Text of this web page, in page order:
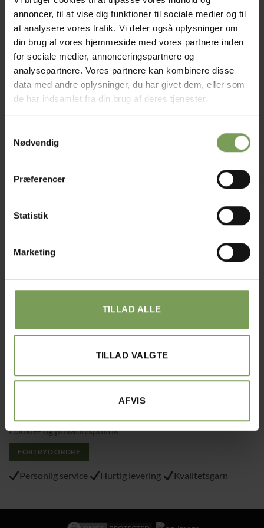
annoncer, til at vise dig funktioner til sociale medier og til
at analysere vores trafik. Vi deler også oplysninger om
din brug af vores hjemmeside med vores partnere inden
for sociale medier, annonceringspartnere og
analysepartnere. Vores partnere kan kombinere disse
data med andre oplysninger, du har givet dem, eller som
de har indsamlet fra din brug af deres tjenester.
Nødvendig
Præferencer
Statistik
Marketing
TILLAD ALLE
TILLAD VALGTE
AFVIS
STRIKKEOPSKRIFTER
Fluffy-Trøje i CubiCol og
Kamgarn
Fra: kr.298,00
Uldbutik,Uldbutikken
Uldbutik.dk
7540 Haderup
E-mail:kontakt@uldbutik.dk
Varemærke: “VA 2019 01362”
Alt det med småt…
Cookie- og privatlivspolitik
FORTRYD ORDRE
Personlig service Hurtig levering Kvalitetsgarn